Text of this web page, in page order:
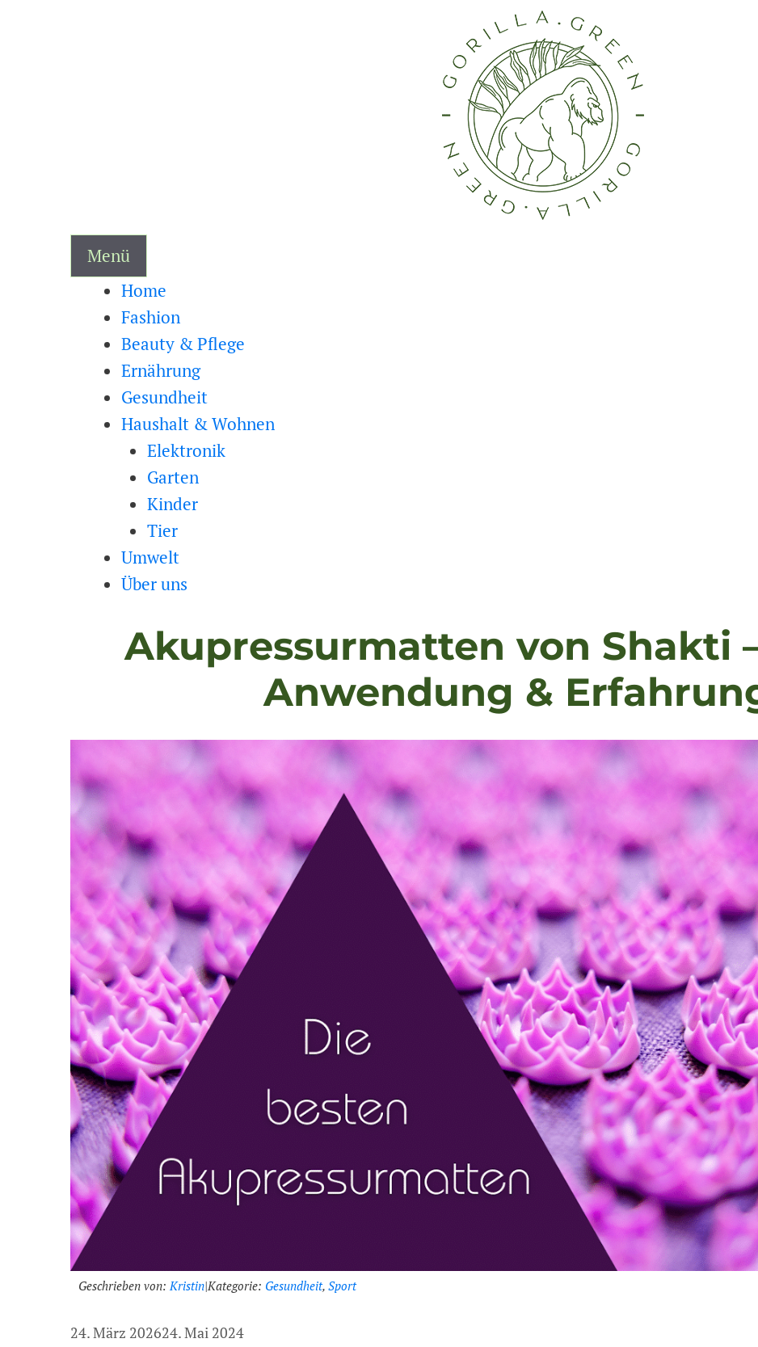
Menü
Home
Fashion
Beauty & Pflege
Ernährung
Gesundheit
Haushalt & Wohnen
Elektronik
Garten
Kinder
Tier
Umwelt
Über uns
Akupressurmatten von Shakti
Anwendung &
Geschrieben von:Kristin|Kategorie: Gesundheit, Sport
24. März 202624. Mai 2024